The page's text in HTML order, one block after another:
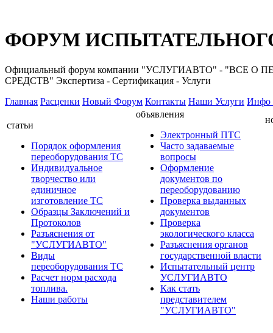
ФОРУМ
Официальный форум компании "УСЛУГИАВТО" -
СРЕДСТВ" Экспертиза - Сертификация - Услуги
Главная Расценки Новый Форум Контакты Наши Услуги Инфо
статьи
Порядок оформления
переоборудования ТС
Индивидуальное
творчество или
единичное
изготовление ТС
Образцы Заключений и
Протоколов
Разъяснения от
"УСЛУГИАВТО"
Виды
переоборудования ТС
Расчет норм расхода
топлива.
Наши работы
объявления
Электронный ПТС
Часто задаваемые
вопросы
Оформление
документов по
переоборудованию
Проверка выданных
документов
Проверка
экологического класса
Разъяснения органов
государственной власти
Испытательный центр
УСЛУГИАВТО
Как стать
представителем
"УСЛУГИАВТО"